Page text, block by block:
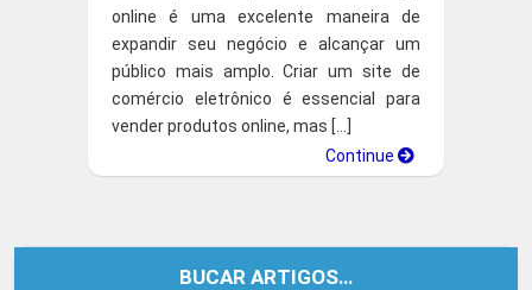
online é uma excelente maneira de
expandir seu negócio e alcançar um
público mais amplo. Criar um site de
comércio eletrônico é essencial para
vender produtos online, mas […]
Continue
BUCAR ARTIGOS…